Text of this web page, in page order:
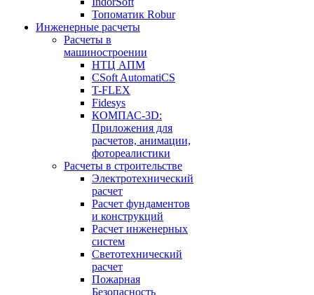
Топоматик Robur
Инженерные расчеты
Расчеты в
машиностроении
НТЦ АПМ
CSoft AutomatiCS
T-FLEX
Fidesys
КОМПАС-3D:
Приложения для
расчетов, анимации,
фотореалистики
Расчеты в строительстве
Электротехнический
расчет
Расчет фундаментов
и конструкций
Расчет инженерных
систем
Светотехнический
расчет
Пожарная
Безопасность